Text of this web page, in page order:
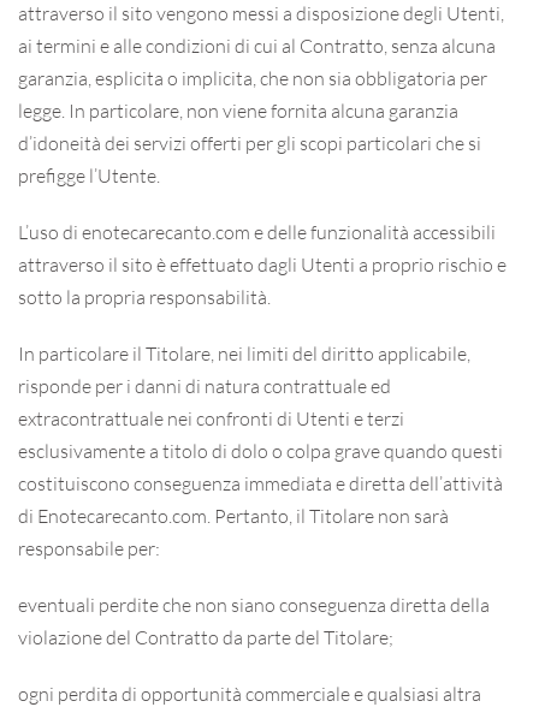
attraverso il sito vengono messi a disposizione degli Utenti,
ai termini e alle condizioni di cui al Contratto, senza alcuna
garanzia, esplicita o implicita, che non sia obbligatoria per
legge. In particolare, non viene fornita alcuna garanzia
d’idoneità dei servizi offerti per gli scopi particolari che si
prefigge l’Utente.
L’uso di enotecarecanto.com e delle funzionalità accessibili
attraverso il sito è effettuato dagli Utenti a proprio rischio e
sotto la propria responsabilità.
In particolare il Titolare, nei limiti del diritto applicabile,
risponde per i danni di natura contrattuale ed
extracontrattuale nei confronti di Utenti e terzi
esclusivamente a titolo di dolo o colpa grave quando questi
costituiscono conseguenza immediata e diretta dell’attività
di Enotecarecanto.com. Pertanto, il Titolare non sarà
responsabile per:
eventuali perdite che non siano conseguenza diretta della
violazione del Contratto da parte del Titolare;
ogni perdita di opportunità commerciale e qualsiasi altra